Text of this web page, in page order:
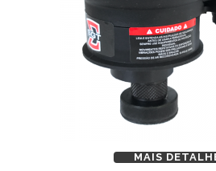
MAIS